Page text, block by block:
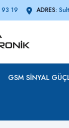
19 ADRES:
GSM SINYAL